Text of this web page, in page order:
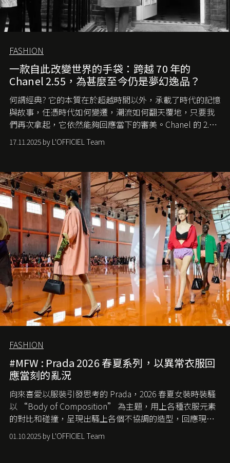
FASHION
一款自此改變世界的手袋：跨越 70 年的
Chanel 2.55，為甚麼至今仍是夢幻逸品？
何謂經典? 它的本質在於超越時間以外，承載了時代的記憶
與故事，任憑時代如何變遷，潮流如何翻天覆地，只要我
們再次拿起，它依然能夠回應當下的審美。Chanel 的 2.55
手袋更是這樣存在，自問世至今，一直有着舉足輕重的地
位。如果說每個女生的第一個夢想手袋是 Chanel，那 2.55
愛它的雋永與優雅。那麼這個手袋是怎麼誕生的呢？又為
甚麼取名叫 2.55 ？今天就由《L'Officiel HK》帶你穿越流金
歲月，回顧 2.55 的誕生故事。
17.11.2025 by L'OFFICIEL Team
FASHION
#MFW : Prada 2026 春夏系列，以異常衣服回
應當刻的亂況
向來喜愛以服裝引發思考的 Prada，2026 春夏女裝時裝騷
以 “Body of Composition” 為主題，用上各種衣服元素
的對比和碰撞，呈現出騷上各個不協調的造型，回應現今
社會各種資訊、文化超載的現象。
01.10.2025 by L'OFFICIEL Team